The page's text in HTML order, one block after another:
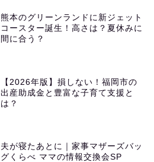
熊本のグリーンランドに新ジェット
コースター誕生！高さは？夏休みに
間に合う？
【2026年版】損しない！福岡市の
出産助成金と豊富な子育て支援と
は？
夫が寝たあとに｜家事マザーズバッ
グくらべ ママの情報交換会SP